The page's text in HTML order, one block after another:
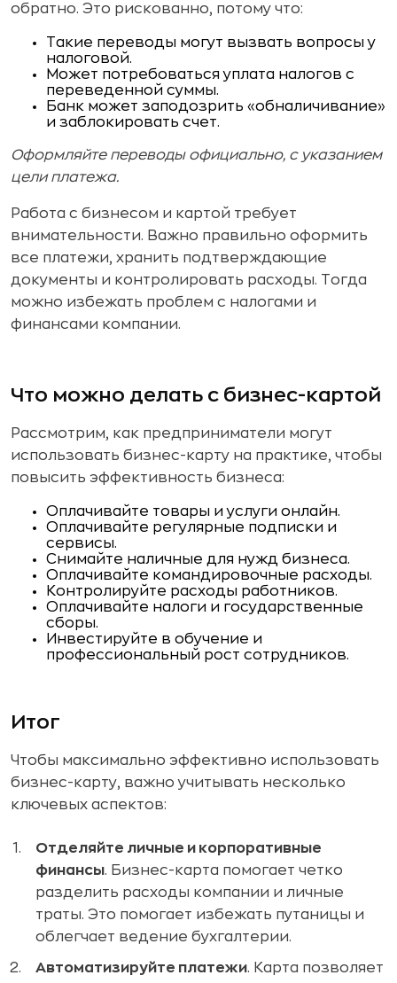
обратно. Это рискованно, потому что:
Такие переводы могут вызвать вопросы у
налоговой.
Может потребоваться уплата налогов с
переведенной суммы.
Банк может заподозрить «обналичивание»
и заблокировать счет.
Оформляйте переводы официально, с указанием
цели платежа.
Работа с бизнесом и картой требует
внимательности. Важно правильно оформить
все платежи, хранить подтверждающие
документы и контролировать расходы. Тогда
можно избежать проблем с налогами и
финансами компании.
Что можно делать с бизнес-картой
Рассмотрим, как предприниматели могут
использовать бизнес-карту на практике, чтобы
повысить эффективность бизнеса:
Оплачивайте товары и услуги онлайн.
Оплачивайте регулярные подписки и
сервисы.
Снимайте наличные для нужд бизнеса.
Оплачивайте командировочные расходы.
Контролируйте расходы работников.
Оплачивайте налоги и государственные
сборы.
Инвестируйте в обучение и
профессиональный рост сотрудников.
Итог
Чтобы максимально эффективно использовать
бизнес-карту, важно учитывать несколько
ключевых аспектов:
Отделяйте личные и корпоративные
финансы. Бизнес-карта помогает четко
разделить расходы компании и личные
траты. Это помогает избежать путаницы и
облегчает ведение бухгалтерии.
Автоматизируйте платежи. Карта позволяет